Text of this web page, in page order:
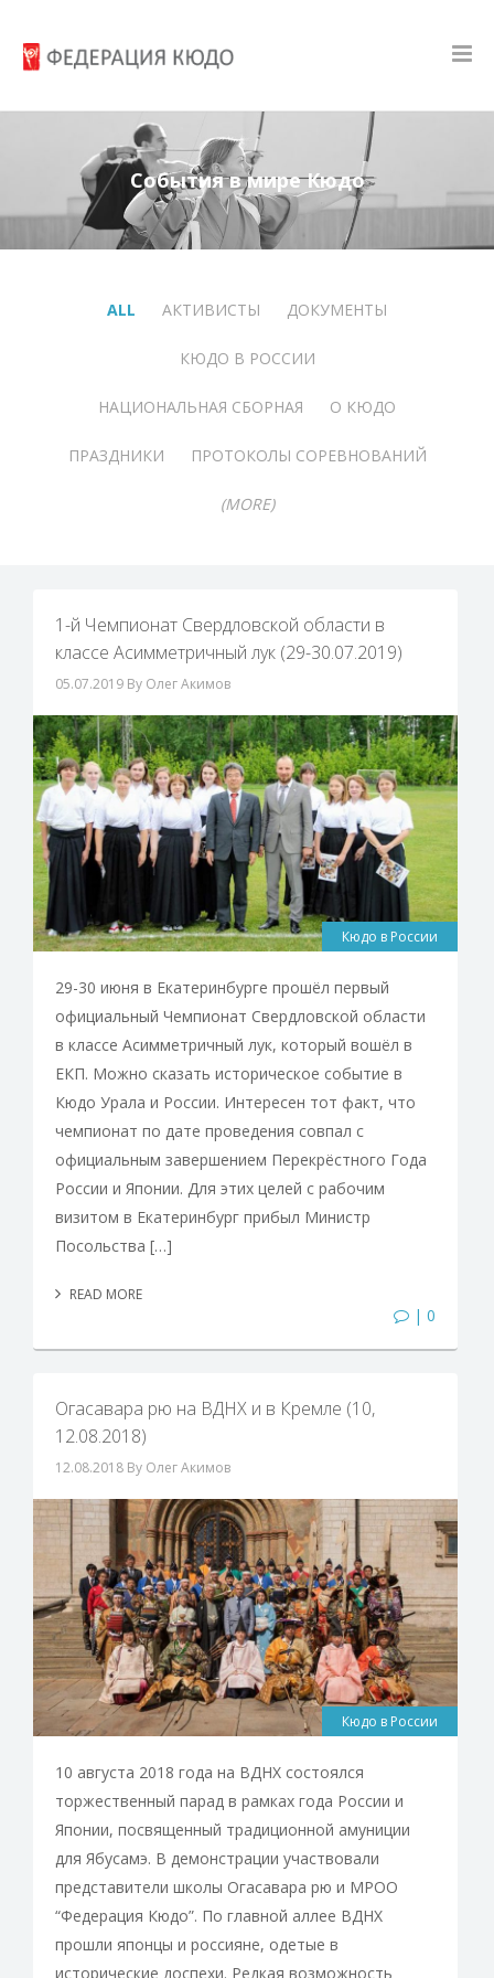
События в мире Кюдо
ALL АКТИВИСТЫ ДОКУМЕНТЫ
КЮДО В РОССИИ
НАЦИОНАЛЬНАЯ СБОРНАЯ О КЮДО
ПРАЗДНИКИ ПРОТОКОЛЫ СОРЕВНОВАНИЙ
(MORE)
1-й Чемпионат Свердловской области в
классе Асимметричный лук (29-30.07.2019)
05.07.2019 By Олег Акимов
Кюдо в России
29-30 июня в Екатеринбурге прошёл первый
официальный Чемпионат Свердловской области
в классе Асимметричный лук, который вошёл в
ЕКП. Можно сказать историческое событие в
Кюдо Урала и России. Интересен тот факт, что
чемпионат по дате проведения совпал с
официальным завершением Перекрёстного Года
России и Японии. Для этих целей с рабочим
визитом в Екатеринбург прибыл Министр
Посольства […]
READ MORE
| 0
Огасавара рю на ВДНХ и в Кремле (10,
12.08.2018)
12.08.2018 By Олег Акимов
Кюдо в России
10 августа 2018 года на ВДНХ состоялся
торжественный парад в рамках года России и
Японии, посвященный традиционной амуниции
для Ябусамэ. В демонстрации участвовали
представители школы Огасавара рю и МРОО
“Федерация Кюдо”. По главной аллее ВДНХ
прошли японцы и россияне, одетые в
исторические доспехи. Редкая возможность